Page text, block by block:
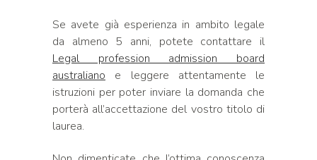
Se avete già esperienza in ambito legale
da almeno 5 anni, potete contattare il
Legal profession admission board
australiano e leggere attentamente le
istruzioni per poter inviare la domanda che
porterà all’accettazione del vostro titolo di
laurea.